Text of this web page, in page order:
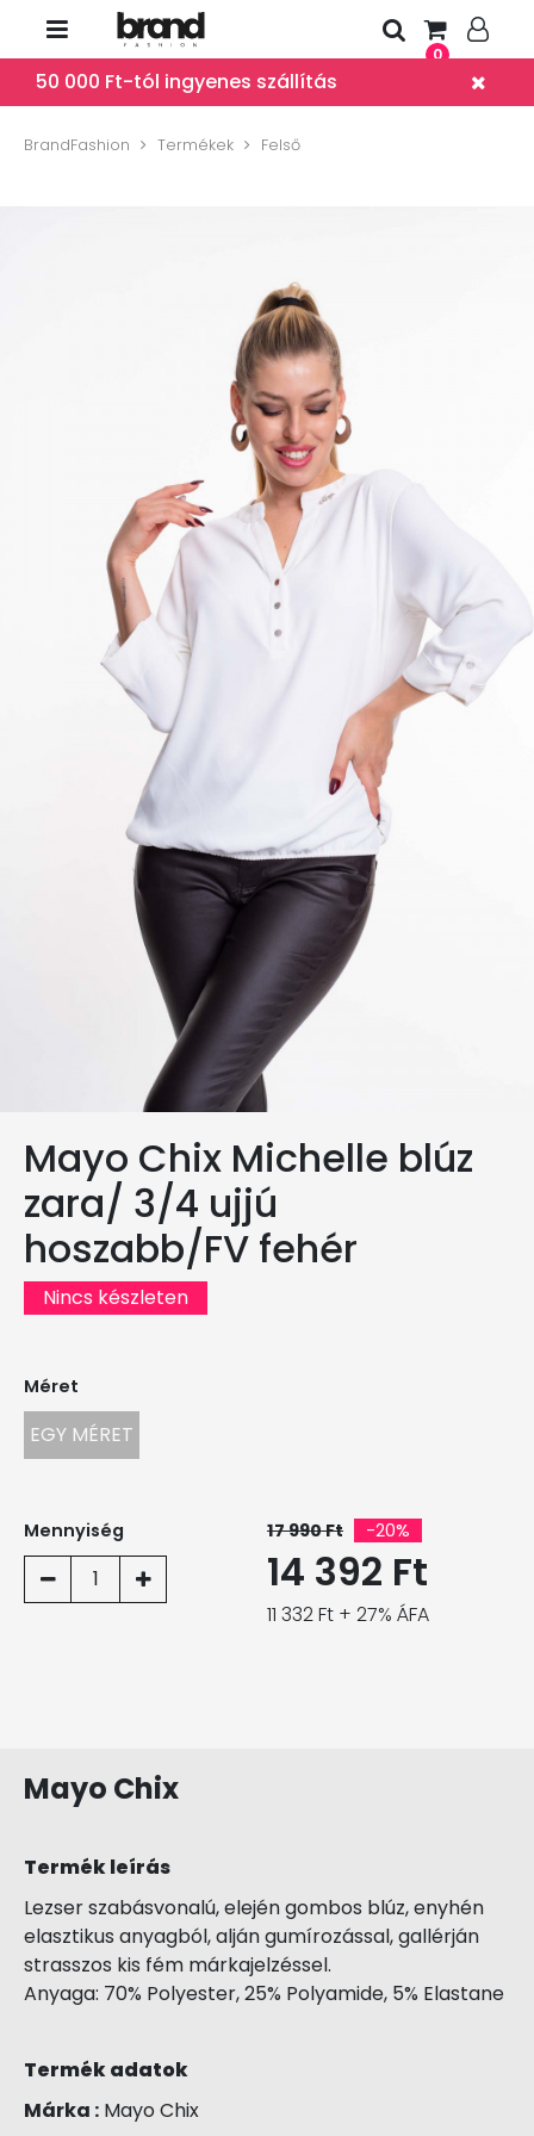
0
50 000 Ft-tól ingyenes szállítás
BrandFashion Termékek Felső
Mayo Chix Michelle blúz
zara/ 3/4 ujjú
hoszabb/FV fehér
Nincs készleten
Méret
EGY MÉRET
Mennyiség
1
17 990 Ft -20%
14 392 Ft
11 332 Ft + 27% ÁFA
Mayo Chix
Termék leírás
Lezser szabásvonalú, elején gombos blúz, enyhén
elasztikus anyagból, alján gumírozással, gallérján
strasszos kis fém márkajelzéssel.
Anyaga: 70% Polyester, 25% Polyamide, 5% Elastane
Termék adatok
Márka : Mayo Chix